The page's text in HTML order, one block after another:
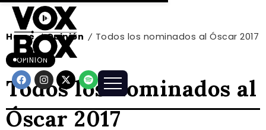
Home / Opinión / Todos los nominados al Óscar 2017
OPINIÓN
Todos los nominados al
Óscar 2017